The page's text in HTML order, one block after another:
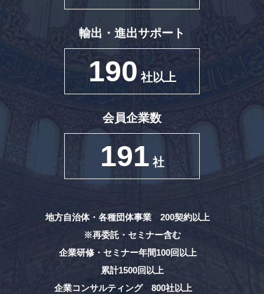
輸出・進出サポート
190 社以上
会員企業数
191 社
地方自治体・各種団体事業 200契約以上
※再委託・セミナー含む
企業研修・セミナー年間100回以上
累計1500回以上
企業コンサルティング 800社以上